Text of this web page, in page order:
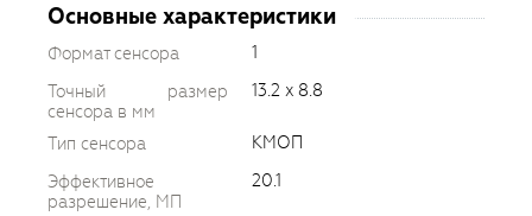
Основные характеристики
Формат сенсора
1
Точный размер
сенсора в мм
13.2 x 8.8
Тип сенсора
КМОП
Эффективное
разрешение, МП
20.1